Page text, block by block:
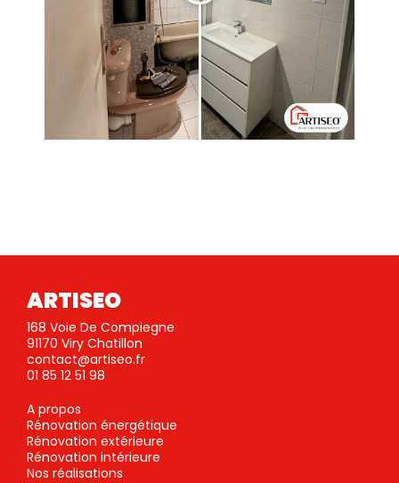
ARTISEO
168 Voie De Compiegne
91170 Viry Chatillon
contact@artiseo.fr
01 85 12 51 98
A propos
Rénovation énergétique
Rénovation extérieure
Rénovation intérieure
Nos réalisations